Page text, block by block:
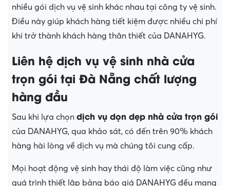
nhiều gói dịch vụ vệ sinh khác nhau tại công ty vệ sinh.
Điều này giúp khách hàng tiết kiệm được nhiều chi phí
khi trở thành khách hàng thân thiết của DANAHYG.
Liên hệ dịch vụ vệ sinh nhà cửa
trọn gói tại Đà Nẵng chất lượng
hàng đầu
Sau khi lựa chọn dịch vụ dọn dẹp nhà cửa trọn gói
của DANAHYG, qua khảo sát, có đến trên 90% khách
hàng hài lòng về dịch vụ mà chúng tôi cung cấp.
Mọi hoạt động vệ sinh hay thái độ làm việc cũng như
quá trình thiết lập bảng báo giá DANAHYG đều mang